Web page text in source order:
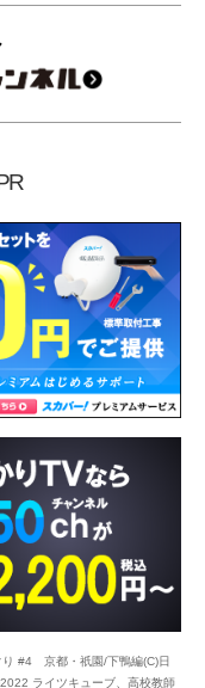
り #4 京都・祇園/下鴨編(C)日
ライツキューブ、高校教師